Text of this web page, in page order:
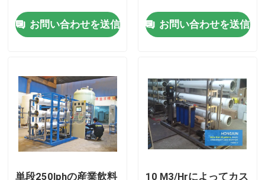
私達に連絡しなさい
場合
産業浄水装置
逆浸透の浄水装置
お問い合わせを送信 お問い合わせを送信
単段250lphの産業飲料 10 M3/Hrによってカス